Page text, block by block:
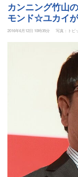
カンニング竹山
モンド☆ユカイ
2016年6月12日 10時35分
写真：トピ